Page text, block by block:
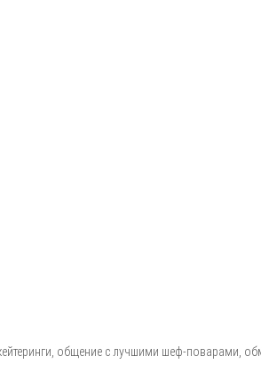
общение с лучшими шеф-поварами,